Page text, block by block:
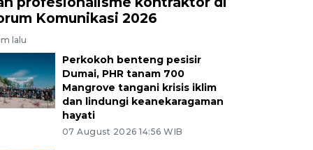
Komunikasi 2026
lalu
Perkokoh benteng pesisir
Dumai, PHR tanam 700
Mangrove tangani krisis iklim
dan lindungi keanekaragaman
hayati
07 August 2026 14:56 WIB